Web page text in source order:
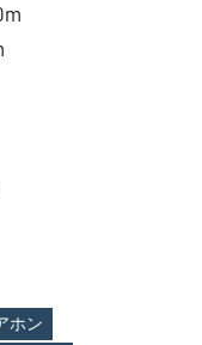
ホン